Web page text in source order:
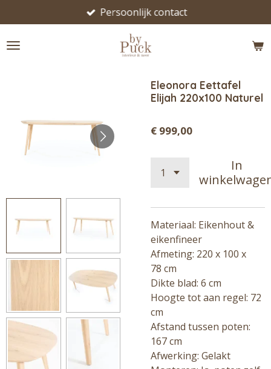
direct
naar
Persoonlijk contact
Eleonora Eettafel
Elijah 220x100 Naturel
€ 999,00
In
Materiaal: Eikenhout &
eikenfineer
Afmeting: 220 x 100 x
78 cm
Dikte blad: 6 cm
Hoogte tot aan regel: 72
cm
Afstand tussen poten:
167 cm
Afwerking: Gelakt